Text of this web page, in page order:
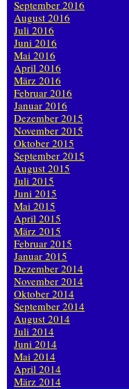
September 2016
August 2016
Juli 2016
Juni 2016
Mai 2016
April 2016
März 2016
Februar 2016
Januar 2016
Dezember 2015
November 2015
Oktober 2015
September 2015
August 2015
Juli 2015
Juni 2015
Mai 2015
April 2015
März 2015
Februar 2015
Januar 2015
Dezember 2014
November 2014
Oktober 2014
September 2014
August 2014
Juli 2014
Juni 2014
Mai 2014
April 2014
März 2014